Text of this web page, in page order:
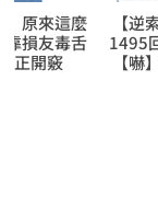
【逆索引學日文第
1495回】廣東話裡
【嚇】的日文怎樣